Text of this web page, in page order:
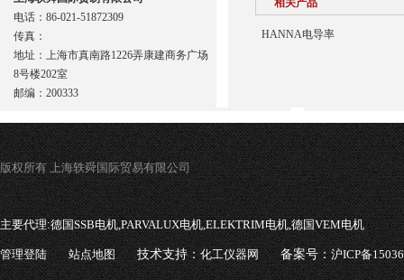
相关产品
HANNA电导率
电话：86-021-51872309
传真：
地址：上海市真南路1226弄康建商务广场
8号楼202室
邮编：200333
版权所有 上海轶舜国际贸易有限公司
主要代理:德国SSB电机,PARVALUX电机,ELEKTRIM电机,德国VEM电机
管理登陆 站点地图 技术支持：化工仪器网 备案号：沪ICP备